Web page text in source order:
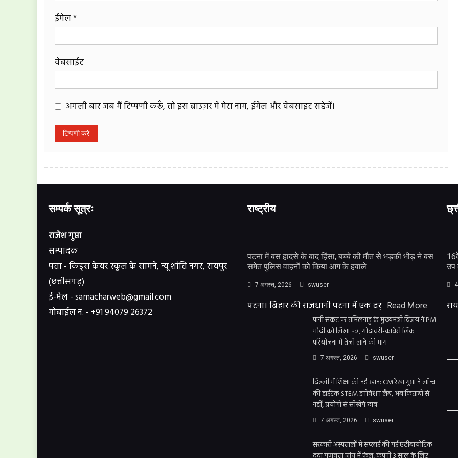
ईमेल*
वेबसाईट
अगली बार जब मैं टिप्पणी करूँ, तो इस ब्राउज़र में मेरा नाम, ईमेल और वेबसाइट सहेजें।
सम्पर्क सूत्रः
राजेश गुप्ता
सम्पादक
पता - किड्स केयर स्कूल के सामने, न्यू शांति नगर, रायपुर
(छत्तीसगढ़)
ई-मेल - samacharweb@gmail.com
मोबाईल न. - +91 94079 26372
राष्ट्रीय
पटना में बस हादसे के बाद हिंसा, बच्चे की मौत से भड़की भीड़ ने बस
समेत पुलिस वाहनों को किया आग के हवाले
7 अगस्त, 2026 swuser
पटना। बिहार की राजधानी पटना में एक दर् Read More
पानी संकट पर तमिलनाडु के मुख्यमंत्री विजय ने PM
मोदी को लिखा पत्र, गोदावरी-कावेरी लिंक
परियोजना में तेजी लाने की मांग
7 अगस्त, 2026 swuser
दिल्ली में शिक्षा की नई उड़ान: CM रेखा गुप्ता ने लॉन्च
की हाईटेक STEM इनोवेशन लैब, अब किताबों से
नहीं, प्रयोगों से सीखेंगे छात्र
7 अगस्त, 2026 swuser
सरकारी अस्पतालों में सप्लाई की गई एंटीबायोटिक
उप